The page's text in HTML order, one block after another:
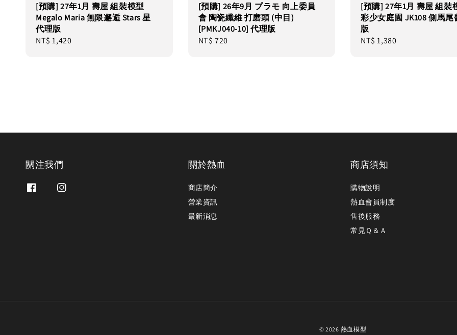
[預購] 27年1月 壽屋 組裝模型
Megalo Maria 無限邂逅 Stars 星
代理版
Regular
NT$ 1,420
[預購] 26年9月 プラモ 向上委員
會 陶瓷纖維 打磨頭 (中目)
[PMKJ040-10] 代理版
Regular
NT$ 720
[預購] 27年1月 壽屋 組裝
彩少女庭園 JK108 側馬尾
版
Regular
NT$ 1,380
關注我們 關於熱血
商店簡介
營業資訊
最新消息
商店須知
購物說明
熱血會員制度
售後服務
常見Ｑ＆Ａ
© 2026 熱血模型